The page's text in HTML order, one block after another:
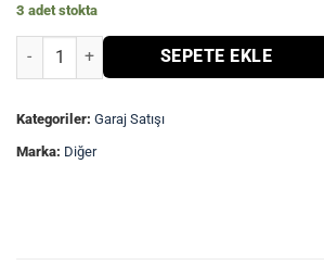
3 adet stokta
Ahşap Tokmak adet
SEPETE EKLE
Kategoriler: Garaj Satışı
Marka: Diğer